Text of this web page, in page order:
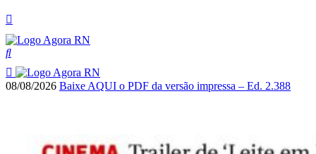
08/08/2026 Baixe AQUI o PDF da versão impressa – Ed. 2.388